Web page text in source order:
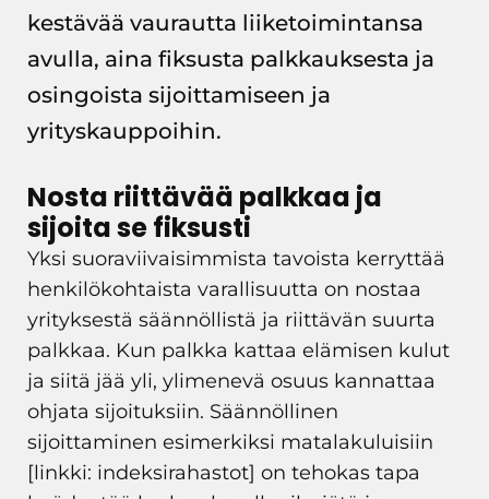
kestävää vaurautta liiketoimintansa
avulla, aina fiksusta palkkauksesta ja
osingoista sijoittamiseen ja
yrityskauppoihin.
Nosta riittävää palkkaa ja
sijoita se fiksusti
Yksi suoraviivaisimmista tavoista kerryttää
henkilökohtaista varallisuutta on nostaa
yrityksestä säännöllistä ja riittävän suurta
palkkaa. Kun palkka kattaa elämisen kulut
ja siitä jää yli, ylimenevä osuus kannattaa
ohjata sijoituksiin. Säännöllinen
sijoittaminen esimerkiksi matalakuluisiin
[linkki: indeksirahastot] on tehokas tapa